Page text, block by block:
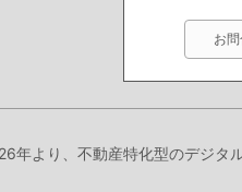
お
より、不動産特化型のデジタ